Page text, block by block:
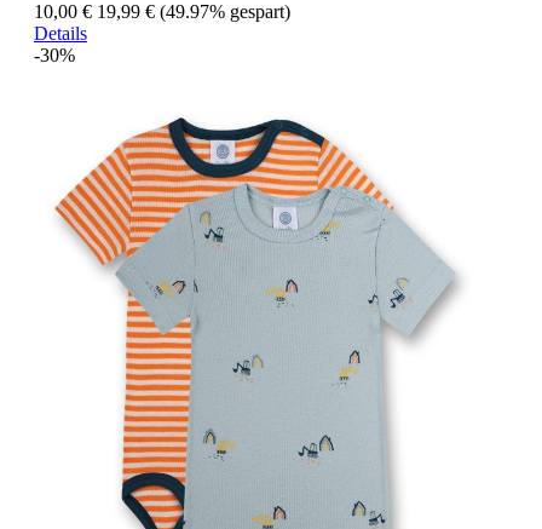
10,00 € 19,99 € (49.97% gespart)
Details
-30%